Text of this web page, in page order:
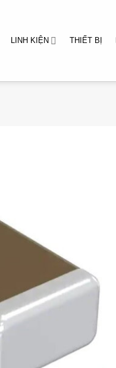
LINH KIỆN THIẾT BỊ